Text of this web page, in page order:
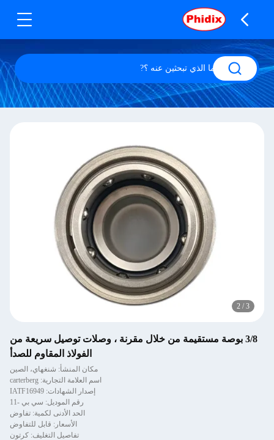
2 / 3
3/8 بوصة مستقيمة من خلال مقرنة ، وصلات توصيل سريعة من
الفولاذ المقاوم للصدأ
مكان المنشأ: شنغهاي، الصين
اسم العلامة التجارية: carterberg
إصدار الشهادات: IATF16949
رقم الموديل: سي بي -11
الحد الأدنى لكمية: تفاوض
الأسعار: قابل للتفاوض
تفاصيل التغليف: كرتون